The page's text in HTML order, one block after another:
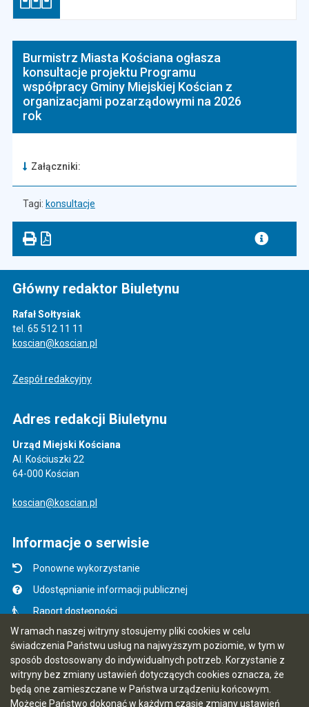
W ramach naszej witryny stosujemy pliki cookies w celu
świadczenia Państwu usług na najwyższym poziomie, w tym w
sposób dostosowany do indywidualnych potrzeb. Korzystanie z
witryny bez zmiany ustawień dotyczących cookies oznacza, że
będą one zamieszczane w Państwa urządzeniu końcowym.
Możecie Państwo dokonać w każdym czasie zmiany ustawień
Burmistrz Miasta Kościana ogłasza
konsultacje projektu Programu
współpracy Gminy Miejskiej Kościan z
organizacjami pozarządowymi na 2026
rok
Załączniki:
Tagi: konsultacje
Główny redaktor Biuletynu
Rafał Sołtysiak
tel. 65 512 11 11
koscian@koscian.pl
Zespół redakcyjny
Adres redakcji Biuletynu
Urząd Miejski Kościana
Al. Kościuszki 22
64-000 Kościan
koscian@koscian.pl
Informacje o serwisie
Ponowne wykorzystanie
Udostępnianie informacji publicznej
Raport dostępności
Mapa serwisu
Instrukcja obsługi
Statystyki oglądalności